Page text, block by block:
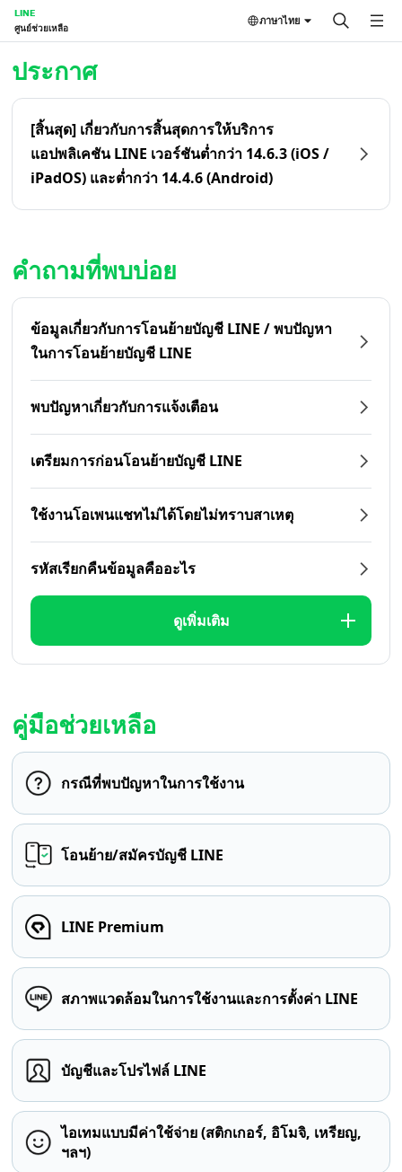
LINE
ศูนย์ช่วยเหลือ
ภาษาไทย
ประกาศ
[สิ้นสุด] เกี่ยวกับการสิ้นสุดการให้บริการ
แอปพลิเคชัน LINE เวอร์ชันต่ำกว่า 14.6.3 (iOS /
iPadOS) และต่ำกว่า 14.4.6 (Android)
คำถามที่พบบ่อย
ข้อมูลเกี่ยวกับการโอนย้ายบัญชี LINE / พบปัญหา
ในการโอนย้ายบัญชี LINE
พบปัญหาเกี่ยวกับการแจ้งเตือน
เตรียมการก่อนโอนย้ายบัญชี LINE
ใช้งานโอเพนแชทไม่ได้โดยไม่ทราบสาเหตุ
รหัสเรียกคืนข้อมูลคืออะไร
ดูเพิ่มเติม
คู่มือช่วยเหลือ
กรณีที่พบปัญหาในการใช้งาน
โอนย้าย/สมัครบัญชี LINE
LINE Premium
สภาพแวดล้อมในการใช้งานและการตั้งค่า LINE
บัญชีและโปรไฟล์ LINE
ไอเทมแบบมีค่าใช้จ่าย (สติกเกอร์, อิโมจิ, เหรียญ,
ฯลฯ)